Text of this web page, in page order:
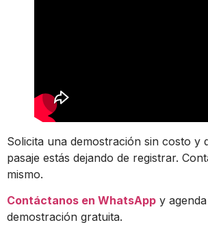
Solicita una demostración sin costo y
pasaje estás dejando de registrar.
mismo.
Contáctanos en WhatsApp y
demostración gratuita.